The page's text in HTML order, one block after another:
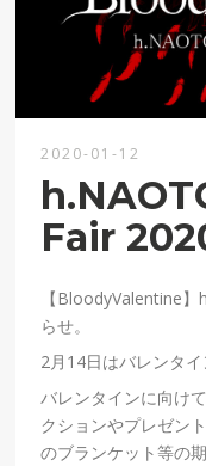
2020-01-12
Fair
【BloodyValentine
らせ。
2月14日はバレンタイ
バレンタインに向け
クションやプレゼン
のブランケット等の